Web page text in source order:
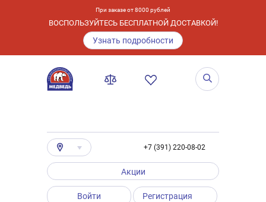
При заказе от 8000 рублей
ВОСПОЛЬЗУЙТЕСЬ БЕСПЛАТНОЙ ДОСТАВКОЙ!
Узнать подробности
+7 (391) 220-08-02
Акции
Войти Регистрация